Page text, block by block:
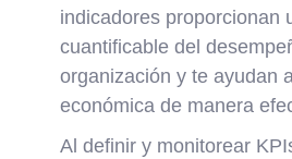
indicadores proporcionan
cuantificable del
organización y te ayudan
económica de manera
Al definir y monitorear